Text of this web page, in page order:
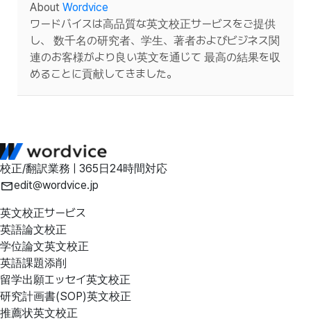
About Wordvice
ワードバイスは高品質な英文校正サービスをご提供
し、 数千名の研究者、学生、著者およびビジネス関
連のお客様がより良い英文を通じて 最高の結果を収
めることに貢献してきました。
校正/翻訳業務 | 365日24時間対応
edit@wordvice.jp
英文校正サービス
英語論文校正
学位論文英文校正
英語課題添削
留学出願エッセイ英文校正
研究計画書(SOP)英文校正
推薦状英文校正